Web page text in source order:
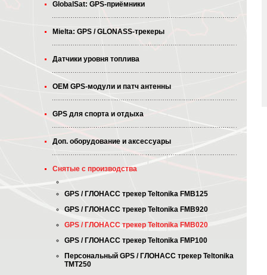
GlobalSat: GPS-приёмники
Mielta: GPS / GLONASS-трекеры
Датчики уровня топлива
OEM GPS-модули и патч антенны
GPS для спорта и отдыха
Доп. оборудование и аксессуары
Снятые с производства
GPS / ГЛОНАСС трекер Teltonika FMB125
GPS / ГЛОНАСС трекер Teltonika FMB920
GPS / ГЛОНАСС трекер Teltonika FMB020
GPS / ГЛОНАСС трекер Teltonika FMP100
Персональный GPS / ГЛОНАСС трекер Teltonika
TMT250